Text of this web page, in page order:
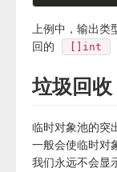
上例中，输出类
回的
[]int
垃圾回收
临时对象池的突
一般会使临时对
我们永远不会显